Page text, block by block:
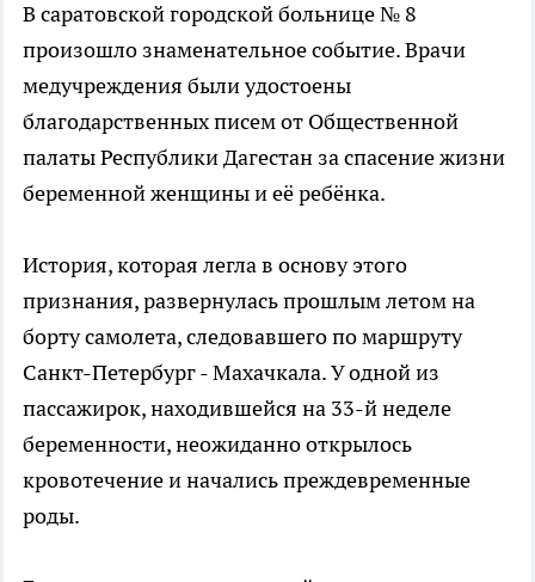
В саратовской городской больнице № 8
произошло знаменательное событие. Врачи
медучреждения были удостоены
благодарственных писем от Общественной
палаты Республики Дагестан за спасение жизни
беременной женщины и её ребёнка.
История, которая легла в основу этого
признания, развернулась прошлым летом на
борту самолета, следовавшего по маршруту
Санкт-Петербург - Махачкала. У одной из
пассажирок, находившейся на 33-й неделе
беременности, неожиданно открылось
кровотечение и начались преждевременные
роды.